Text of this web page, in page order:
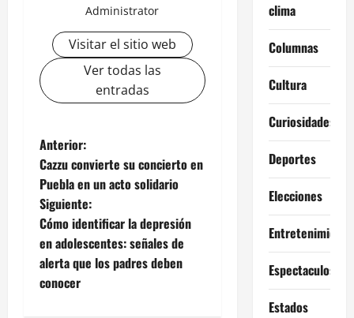
Administrator
Visitar el sitio web
Ver todas las
entradas
N
a
v
e
g
Anterior:
Cazzu convierte su concierto en
Puebla en un acto solidario
Siguiente:
Cómo identificar la depresión
en adolescentes: señales de
alerta que los padres deben
conocer
clima
Columnas
Cultura
Curiosidades
Deportes
Elecciones
Entretenimiento
Espectaculos
Estados